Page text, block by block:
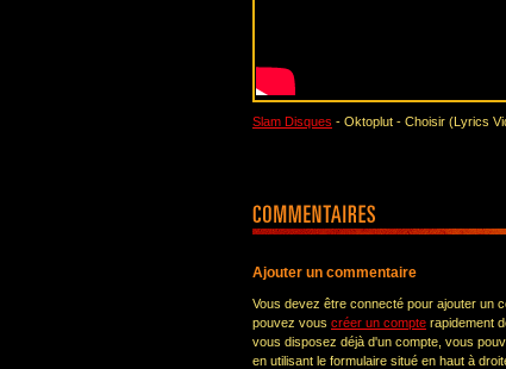
Slam Disques - Oktoplut - Choisir (Lyrics
Ajouter un commentaire
Vous devez être connecté pour ajouter un
pouvez vous créer un compte rapidement
vous disposez déjà d'un compte, vous
en utilisant le formulaire situé en haut à